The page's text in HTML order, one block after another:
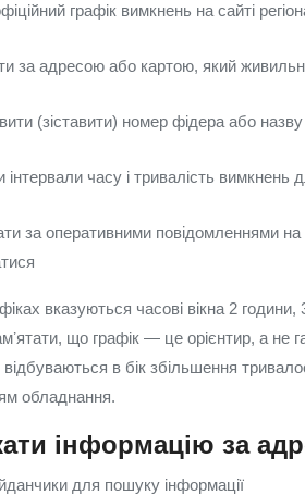
графік вимкнень на сайті
за адресою або картою, який
(зіставити) номер фідера або
інтервали часу і тривалість вимкнень
за оперативними повідомленнями на
вказуються часові вікна 2
що графік — це орієнтир, а не
в бік збільшення
обладнання.
інформацію за
для пошуку інформації